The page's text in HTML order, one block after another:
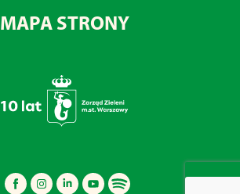
MAPA STRONY